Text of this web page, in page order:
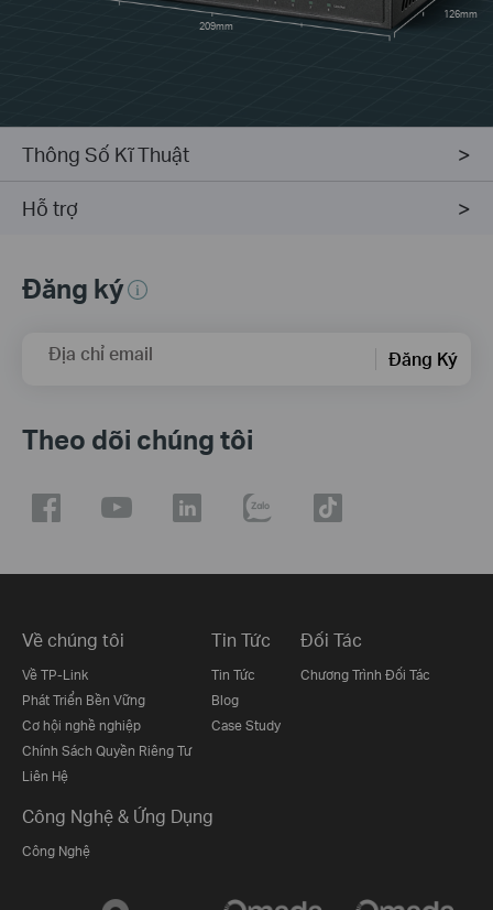
209mm
126mm
Thông Số Kĩ Thuật
Hỗ trợ
Đăng ký
Địa chỉ email Đăng Ký
Theo dõi chúng tôi
Về chúng tôi
Về TP-Link
Phát Triển Bền Vững
Cơ hội nghề nghiệp
Chính Sách Quyền Riêng Tư
Liên Hệ
Tin Tức
Tin Tức
Blog
Case Study
Đối Tác
Chương Trình Đối Tác
Công Nghệ & Ứng Dụng
Công Nghệ